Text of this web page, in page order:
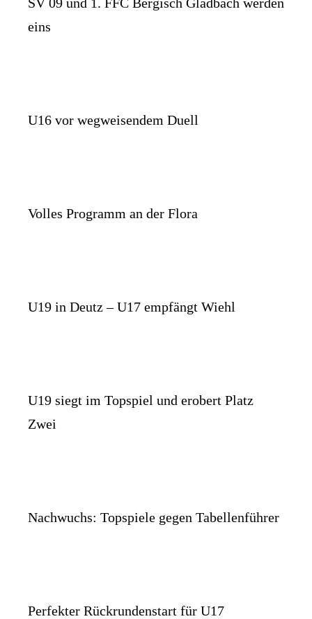
eins
U16 vor wegweisendem Duell
Volles Programm an der Flora
U19 in Deutz – U17 empfängt Wiehl
U19 siegt im Topspiel und erobert Platz
Zwei
Nachwuchs: Topspiele gegen Tabellenführer
Perfekter Rückrundenstart für U17